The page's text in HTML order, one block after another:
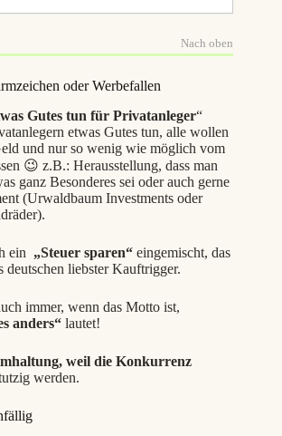
Nach oben
oder Werbefallen
Gutes tun für Privatanleger“
etwas Gutes tun, alle wollen
und nur so wenig wie möglich vom
😉 z.B.: Herausstellung, dass man
ganz Besonderes sei oder auch gerne
(Urwaldbaum Investments oder
ein „Steuer sparen“ eingemischt, das
deutschen liebster Kauftrigger.
immer, wenn das Motto ist,
anders“ lautet!
weil die Konkurrenz
werden.